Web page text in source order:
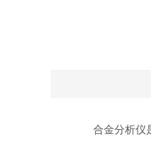
合金分析仪是